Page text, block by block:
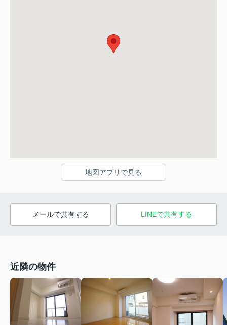
地図アプリで見る
メールで共有する LINEで共有する
近隣の物件